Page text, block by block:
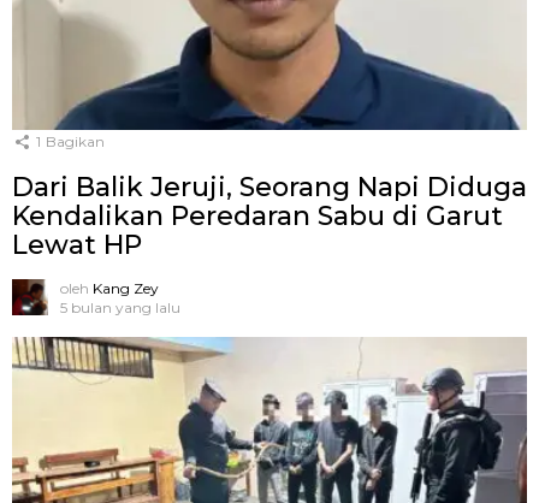
1 Bagikan
Dari Balik Jeruji, Seorang Napi Diduga
Kendalikan Peredaran Sabu di Garut
Lewat HP
oleh Kang Zey
5 bulan yang lalu